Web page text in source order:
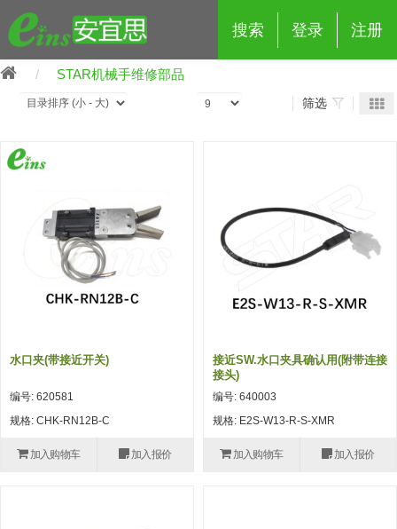
搜索 登录 注册
STAR机械手维修部品
筛选
水口夹(带接近开关)
编号: 620581
规格: CHK-RN12B-C
加入购物车 加入报价
接近SW.水口夹具确认用(附带连接
接头)
编号: 640003
规格: E2S-W13-R-S-XMR
加入购物车 加入报价
夹具交换 (210)
抓取 (264)
吸着 (519)
剪切 (171)
框架・模组 (427)
配管部品・传感器 (188)
轻量化·树脂部品 (18)
自动化 (2)
夹具交换
手动夹具交换 (15)
自动交换系统 (14)
(139)
自动夹具交换(多关节机器人用)
手动夹具交换
手动型快速交换用夹具 (15)
自动交换系统
自动型快速交换用夹具 (59)
自动型快速交换用夹具-配件 (80)
自动夹具交换(多关节机器人用)
自动型快速交换用夹具(多关节机
抓取